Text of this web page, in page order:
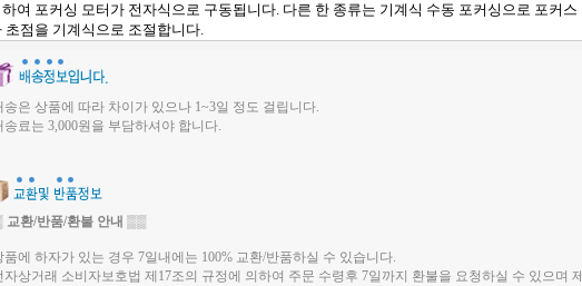
여 포커싱 모터가 전자식으로 구동됩니다. 다른 한 종류는 기계식 수동 포커싱으로 포커스
초점을 기계식으로 조절합니다.
송은 상품에 따라 차이가 있으나 1~3일 정도 걸립니다.
송료는 3,000원을 부담하셔야 합니다.
교환/반품/환불 안내 ▒▒
품에 하자가 있는 경우 7일내에는 100% 교환/반품하실 수 있습니다.
자상거래 소비자보호법 제17조의 규정에 의하여 주문 수령후 7일까지 환불을 요청하실 수 있으며